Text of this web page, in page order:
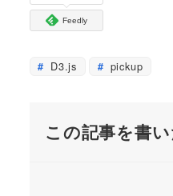
Feedly
D3.js pickup
この記事を書